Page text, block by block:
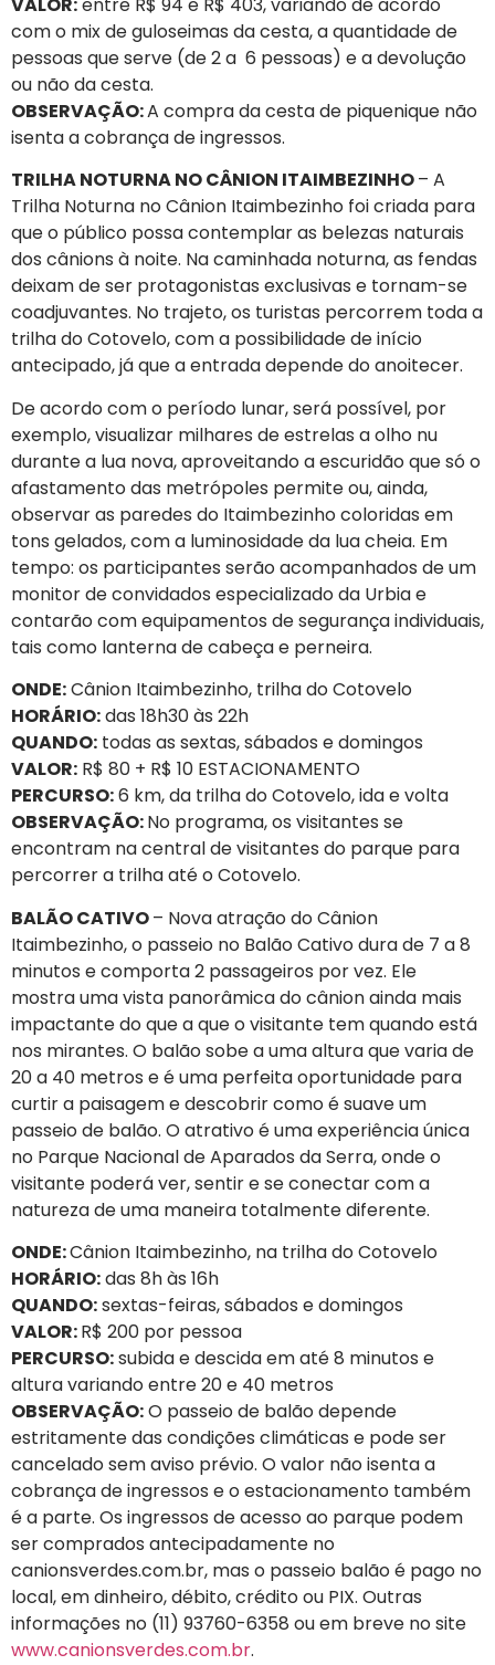
com o mix de guloseimas da cesta, a quantidade de
pessoas que serve (de 2 a 6 pessoas) e a devolução
ou não da cesta.
OBSERVAÇÃO:A compra da cesta de piquenique não
isenta a cobrança de ingressos.
TRILHA NOTURNA NO CÂNION ITAIMBEZINHO– A
Trilha Noturna no Cânion Itaimbezinho foi criada para
que o público possa contemplar as belezas naturais
dos cânions à noite. Na caminhada noturna, as fendas
deixam de ser protagonistas exclusivas e tornam-se
coadjuvantes. No trajeto, os turistas percorrem toda a
trilha do Cotovelo, com a possibilidade de início
antecipado, já que a entrada depende do anoitecer.
De acordo com o período lunar, será possível, por
exemplo, visualizar milhares de estrelas a olho nu
durante a lua nova, aproveitando a escuridão que só o
afastamento das metrópoles permite ou, ainda,
observar as paredes do Itaimbezinho coloridas em
tons gelados, com a luminosidade da lua cheia. Em
tempo: os participantes serão acompanhados de um
monitor de convidados especializado da Urbia e
contarão com equipamentos de segurança individuais,
tais como lanterna de cabeça e perneira.
ONDE:Cânion Itaimbezinho, trilha do Cotovelo
HORÁRIO:das 18h30 às 22h
QUANDO: todas as sextas, sábados e domingos
VALOR: R$ 80 + R$ 10 ESTACIONAMENTO
PERCURSO:6 km, da trilha do Cotovelo, ida e volta
OBSERVAÇÃO:No programa, os visitantes se
encontram na central de visitantes do parque para
percorrer a trilha até o Cotovelo.
BALÃO CATIVO– Nova atração do Cânion
Itaimbezinho, o passeio no Balão Cativo dura de 7 a 8
minutos e comporta 2 passageiros por vez. Ele
mostra uma vista panorâmica do cânion ainda mais
impactante do que a que o visitante tem quando está
nos mirantes. O balão sobe a uma altura que varia de
20 a 40 metros e é uma perfeita oportunidade para
curtir a paisagem e descobrir como é suave um
passeio de balão. O atrativo é uma experiência única
no Parque Nacional de Aparados da Serra, onde o
visitante poderá ver, sentir e se conectar com a
natureza de uma maneira totalmente diferente.
ONDE:Cânion Itaimbezinho, na trilha do Cotovelo
HORÁRIO:das 8h às 16h
QUANDO:sextas-feiras, sábados e domingos
VALOR:R$ 200 por pessoa
PERCURSO:subida e descida em até 8 minutos e
altura variando entre 20 e 40 metros
OBSERVAÇÃO:O passeio de balão depende
estritamente das condições climáticas e pode ser
cancelado sem aviso prévio. O valor não isenta a
cobrança de ingressos e o estacionamento também
é a parte. Os ingressos de acesso ao parque podem
ser comprados antecipadamente no
canionsverdes.com.br, mas o passeio balão é pago no
local, em dinheiro, débito, crédito ou PIX. Outras
informações no (11) 93760-6358 ou em breve no site
www.canionsverdes.com.br.